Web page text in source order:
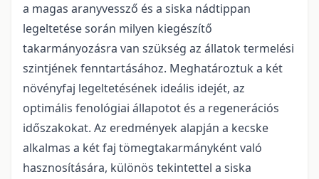
a magas aranyvessző és a siska nádtippan
legeltetése során milyen kiegészítő
takarmányozásra van szükség az állatok termelési
szintjének fenntartásához. Meghatároztuk a két
növényfaj legeltetésének ideális idejét, az
optimális fenológiai állapotot és a regenerációs
időszakokat. Az eredmények alapján a kecske
alkalmas a két faj tömegtakarmányként való
hasznosítására, különös tekintettel a siska